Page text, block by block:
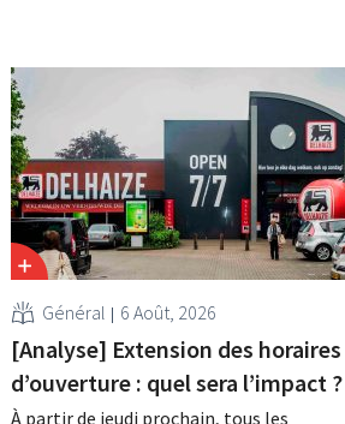
Général 6 Août, 2026
[Analyse] Extension des horaires
d’ouverture : quel sera l’impact ?
À partir de jeudi prochain, tous les